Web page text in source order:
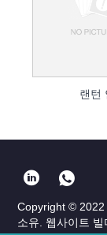
랜턴
Copyright © 2022
소유. 웹사이트